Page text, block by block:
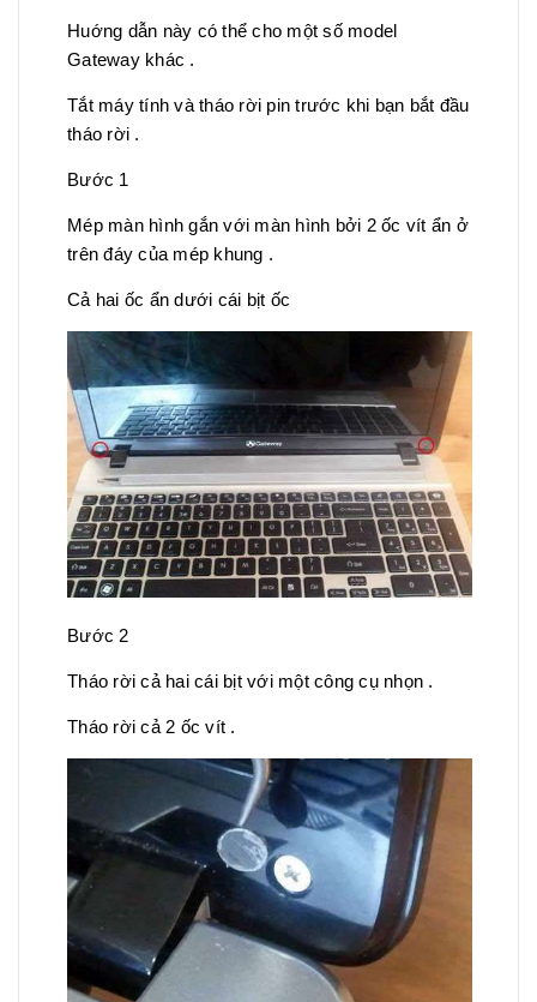
Huớng dẫn này có thể cho một số model
Gateway khác .
Tắt máy tính và tháo rời pin trước khi bạn bắt đầu
tháo rời .
Bước 1
Mép màn hình gắn với màn hình bởi 2 ốc vít ẩn ở
trên đáy của mép khung .
Cả hai ốc ẩn dưới cái bịt ốc
Bước 2
Tháo rời cả hai cái bịt với một công cụ nhọn .
Tháo rời cả 2 ốc vít .